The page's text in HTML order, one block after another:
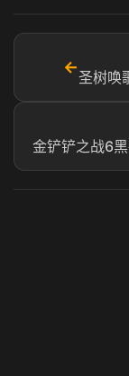
←
圣树唤
金铲铲之战6